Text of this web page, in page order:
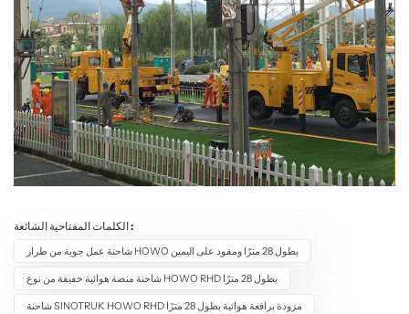
الكلمات المفتاحية الشائعة :
شاحنة عمل جوية من طراز HOWO بطول 28 مترًا ومقود على اليمين
شاحنة منصة هوائية خفيفة من نوع HOWO RHD بطول 28 مترًا
شاحنة SINOTRUK HOWO RHD مزودة برافعة هوائية بطول 28 مترًا